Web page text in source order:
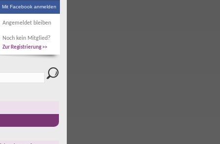
Mit Facebook anmelden
Angemeldet bleiben
Noch kein Mitglied?
Zur Registrierung >>